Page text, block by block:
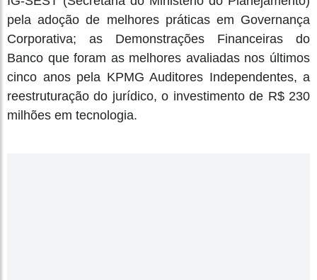
pela adoção de melhores práticas em Governança
Corporativa; as Demonstrações Financeiras do
Banco que foram as melhores avaliadas nos últimos
cinco anos pela KPMG Auditores Independentes, a
reestruturação do jurídico, o investimento de R$ 230
milhões em tecnologia.